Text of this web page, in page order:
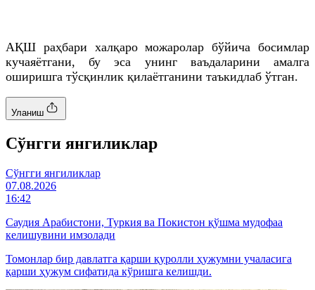
АҚШ раҳбари халқаро можаролар бўйича босимлар
кучаяётгани, бу эса унинг ваъдаларини амалга
оширишга тўсқинлик қилаётганини таъкидлаб ўтган.
Уланиш
Cўнгги янгиликлар
Cўнгги янгиликлар
07.08.2026
16:42
Саудия Арабистони, Туркия ва Покистон қўшма мудофаа
келишувини имзолади
Томонлар бир давлатга қарши қуролли ҳужумни учаласига
қарши ҳужум сифатида кўришга келишди.